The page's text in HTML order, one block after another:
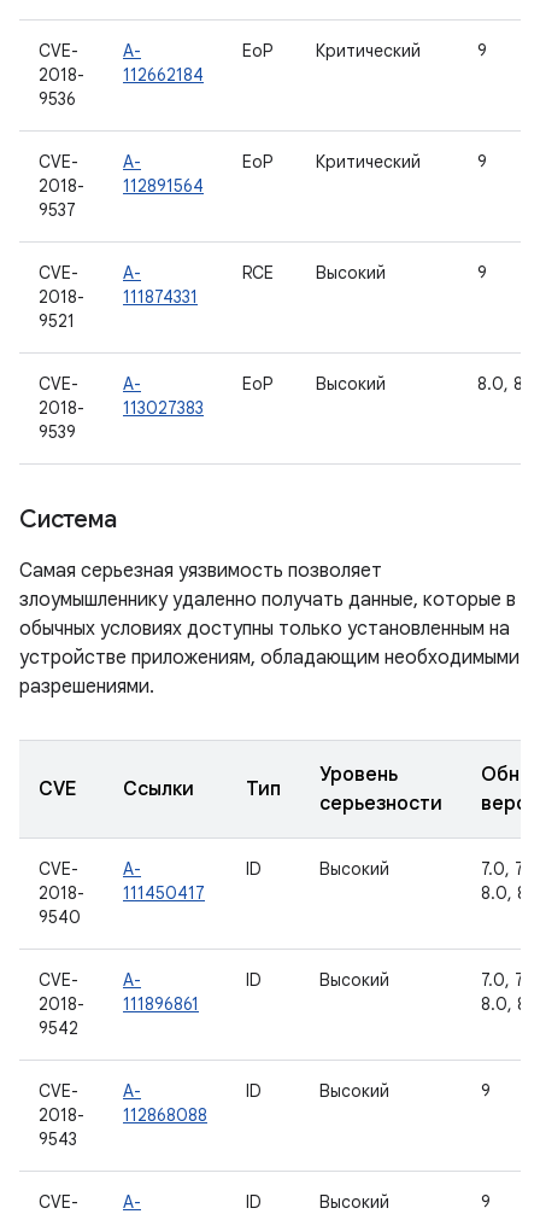
CVE-
2018-
9536
A-
112662184
EoP Критический 9
CVE-
2018-
9537
A-
112891564
EoP Критический 9
CVE-
2018-
9521
A-
111874331
RCE Высокий 9
CVE-
2018-
9539
A-
113027383
EoP Высокий 8.0,
Система
Самая серьезная уязвимость позволяет
злоумышленнику удаленно получать данные, которые в
обычных условиях доступны только установленным на
устройстве приложениям, обладающим необходимыми
разрешениями.
CVE Ссылки Тип
Уровень
серьезности
CVE-
2018-
9540
A-
111450417
ID Высокий
7.0,
8.0,
CVE-
2018-
9542
A-
111896861
ID Высокий
7.0,
8.0,
CVE-
2018-
9543
A-
112868088
ID Высокий 9
CVE-
A-
ID Высокий 9